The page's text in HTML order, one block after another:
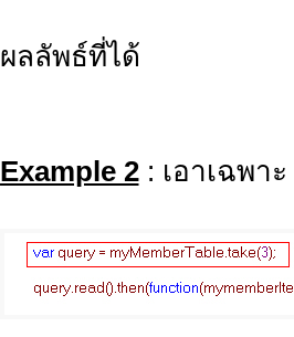
ผลลัพธ์ที่ได้
Example 2: เอาเฉพา